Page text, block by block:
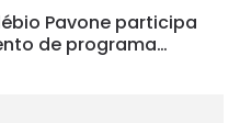
Pavone participa
de programa